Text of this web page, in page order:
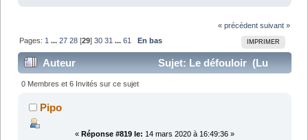
« précédent suivant »
IMPRIMER
Pages: 1 ...27 28 [29]30 31 ...61 En bas
Auteur
Sujet: Le défouloir (Lu
1288812 fois)
0 Membres et 6 Invités sur ce sujet
Pipo
« Réponse #819 le: 14 mars 2020 à 16:49:36 »